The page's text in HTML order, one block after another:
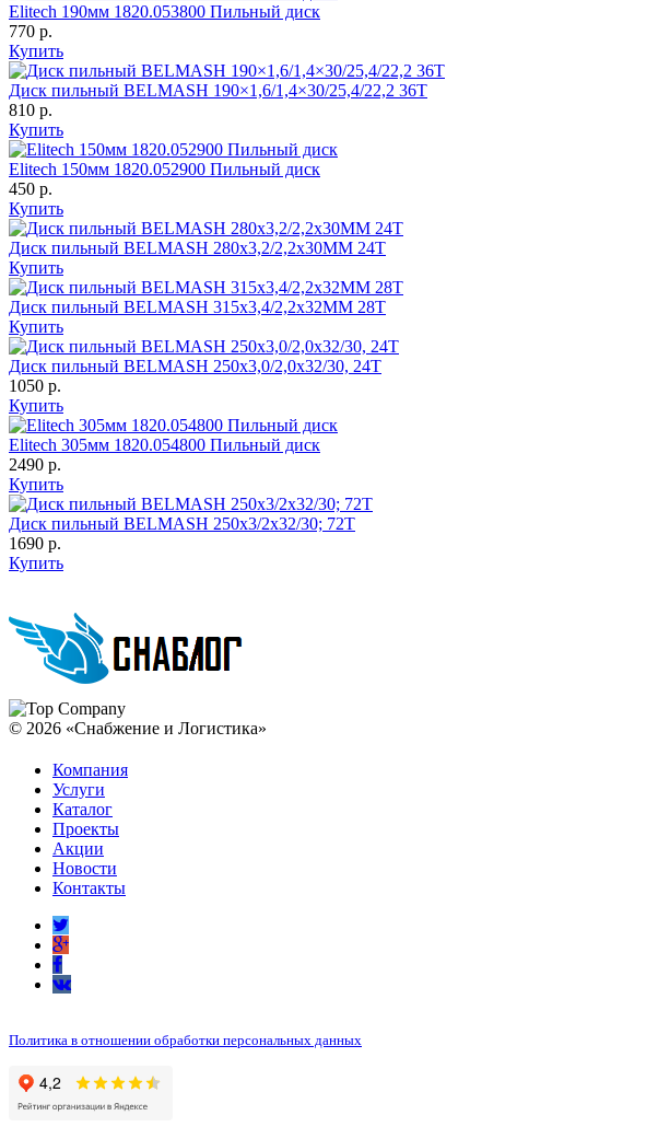
Elitech 190мм 1820.053800 Пильный диск
770 p.
Купить
Диск пильный BELMASH 190×1,6/1,4×30/25,4/22,2 36Т
810 p.
Купить
Elitech 150мм 1820.052900 Пильный диск
450 p.
Купить
Диск пильный BELMASH 280х3,2/2,2х30ММ 24Т
Купить
Диск пильный BELMASH 315х3,4/2,2х32ММ 28Т
Купить
Диск пильный BELMASH 250x3,0/2,0x32/30, 24T
1050 p.
Купить
Elitech 305мм 1820.054800 Пильный диск
2490 p.
Купить
Диск пильный BELMASH 250x3/2x32/30; 72T
1690 p.
Купить
© 2026 «Снабжение и Логистика»
Компания
Услуги
Каталог
Проекты
Акции
Новости
Контакты
Политика в отношении обработки персональных данных